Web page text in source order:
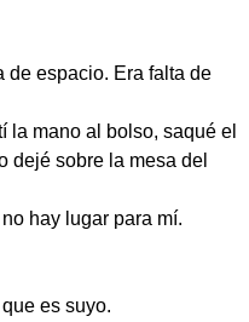
de espacio. Era falta de
la mano al bolso, saqué el
dejé sobre la mesa del
hay lugar para mí.
es suyo.